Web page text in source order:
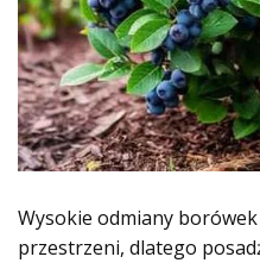
Wysokie odmiany
przestrzeni, dlatego